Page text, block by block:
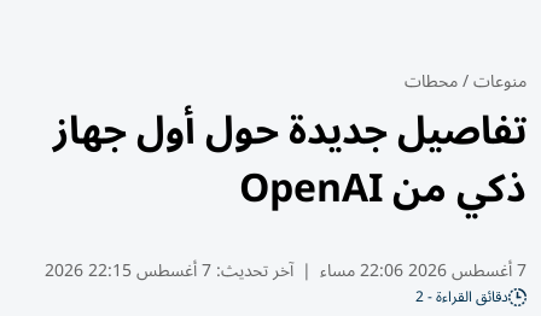
منوعات/محطات
تفاصيل جديدة حول أول جهاز
ذكي من OpenAI
7 أغسطس 2026 22:06 مساء | آخر تحديث:7 أغسطس 22:15 2026
دقائق القراءة - 2